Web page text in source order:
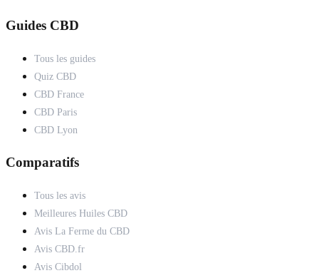
Guides CBD
Tous les guides
Quiz CBD
CBD France
CBD Paris
CBD Lyon
Comparatifs
Tous les avis
Meilleures Huiles CBD
Avis La Ferme du CBD
Avis CBD.fr
Avis Cibdol